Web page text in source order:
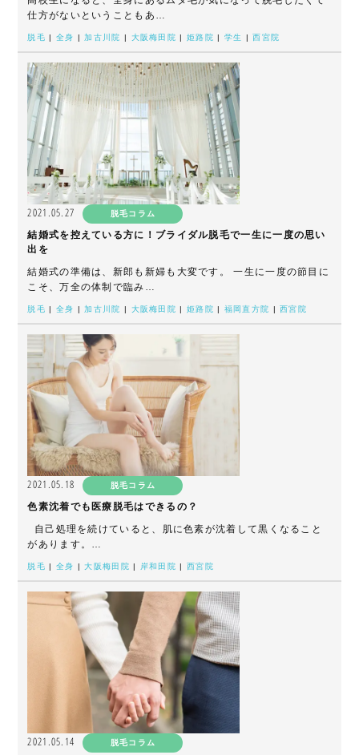
仕方がないということもあ…
脱毛 全身 |加古川院 大阪梅田院 姫路院 学生 西宮院
2021.05.27 脱毛コラム
結婚式を控えている方に！ブライダル脱毛で一生に一度の思い
出を
結婚式の準備は、新郎も新婦も大変です。 一生に一度の節目に
こそ、万全の体制で臨み…
脱毛 全身 |加古川院 大阪梅田院 姫路院 福岡直方院 西宮院
2021.05.18 脱毛コラム
色素沈着でも医療脱毛はできるの？
自己処理を続けていると、肌に色素が沈着して黒くなること
があります。…
脱毛 全身 |大阪梅田院 岸和田院 西宮院
2021.05.14 脱毛コラム